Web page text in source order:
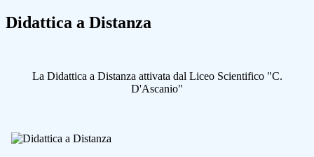
Didattica a Distanza
La Didattica a Distanza attivata dal Liceo Scientifico "C.
D'Ascanio"